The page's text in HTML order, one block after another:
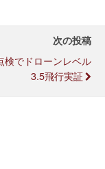
次の投稿
検でドローンレベル
3.5飛行実証